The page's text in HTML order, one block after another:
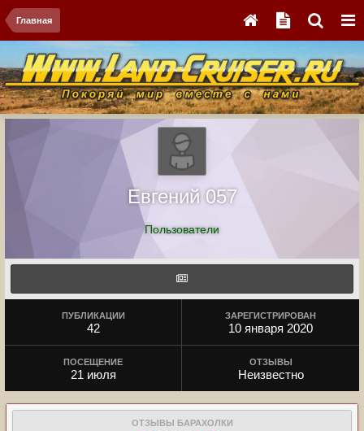
Главная
Евгений 057
Пользователи
ПУБЛИКАЦИИ
42
ЗАРЕГИСТРИРОВАН
10 января 2020
ПОСЕЩЕНИЕ
21 июля
ОТЗЫВЫ
Неизвестно
ОТЗЫВЫ БАРАХОЛКИ